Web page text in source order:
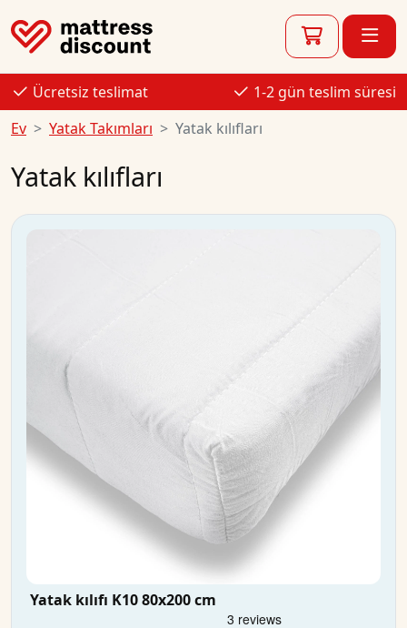
Ücretsiz teslimat
1-2 gün teslim süresi
Ev
Yatak Takımları Yatak kılıfları
Yatak kılıfları
Yatak kılıfı K10 80x200 cm